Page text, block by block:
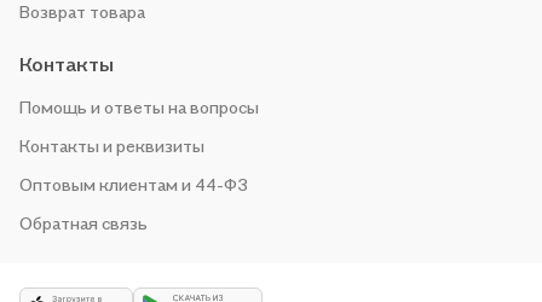
Возврат товара
Контакты
Помощь и ответы на вопросы
Контакты и реквизиты
Оптовым клиентам и 44-ФЗ
Обратная связь